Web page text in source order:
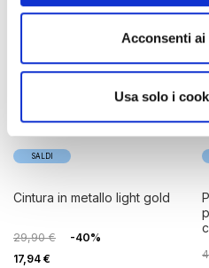
Acconsenti
Usa solo i
SALDI
cintura in metallo light gold
29,90 €
-40%
17,94 €
portafoglio